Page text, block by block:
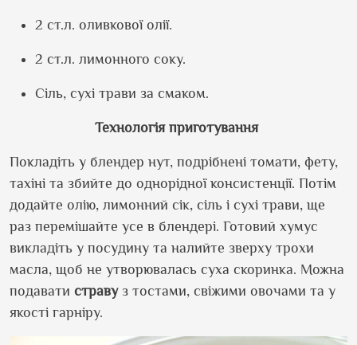
2 ст.л. оливкової олії.
2 ст.л. лимонного соку.
Сіль, сухі трави за смаком.
Технологія приготування
Покладіть у блендер нут, подрібнені томати, фету,
тахіні та збийте до однорідної консистенції. Потім
додайте олію, лимонний сік, сіль і сухі трави, ще
раз перемішайте усе в блендері. Готовий хумус
викладіть у посудину та налийте зверху трохи
масла, щоб не утворювалась суха скоринка. Можна
подавати стравуз тостами, свіжими овочами та у
якості гарніру.